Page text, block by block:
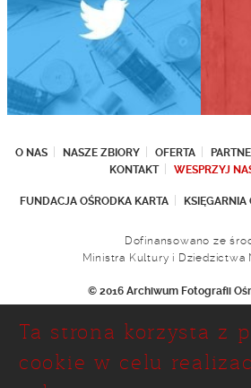
O NAS NASZE ZBIORY OFERTA
KONTAKT
WESPRZYJ
FUNDACJA OŚRODKA KARTA KSIĘGARNIA
Dofinansowano ze
Ministra Kultury i Dziedzictwa
© 2016 Archiwum Fotografii
Ul. Narbutta 29
02-536 Warszawa
tel.: (+48 22) 646 36 90
Ta strona korzysta z
cookie w celu